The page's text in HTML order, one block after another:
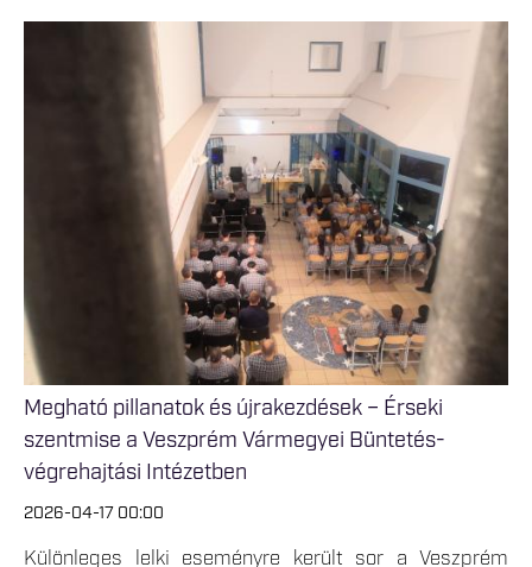
Megható pillanatok és újrakezdések – Érseki
szentmise a Veszprém Vármegyei Büntetés-
végrehajtási Intézetben
2026-04-17 00:00
Különleges lelki eseményre került sor a Veszprém